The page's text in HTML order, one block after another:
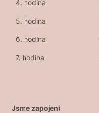
4. hodina
5. hodina
6. hodina
7. hodina
Jsme zapojeni